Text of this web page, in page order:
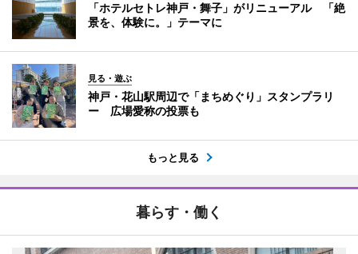
「ホテルセトレ神戸・舞子」がリニューアル 「絶
景を、体験に。」テーマに
見る・遊ぶ
神戸・花山駅周辺で「まちめぐり」スタンプラリ
ー 広場愛称の投票も
もっと見る
暮らす・働く